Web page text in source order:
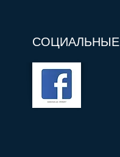
СОЦИАЛЬНЫЕ